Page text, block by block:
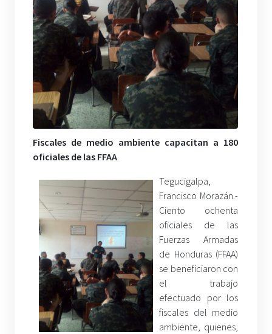
Fiscales de medio ambiente capacitan a 180
oficiales de las FFAA
Tegucigalpa,
Francisco Morazán.-
Ciento ochenta
oficiales de las
Fuerzas Armadas
de Honduras (FFAA)
se beneficiaron con
el trabajo
efectuado por los
fiscales del medio
ambiente, quienes,